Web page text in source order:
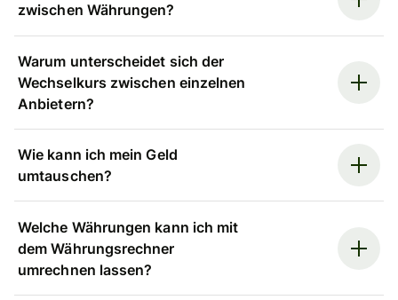
zwischen Währungen?
Warum unterscheidet sich der
Wechselkurs zwischen einzelnen
Anbietern?
Wie kann ich mein Geld
umtauschen?
Welche Währungen kann ich mit
dem Währungsrechner
umrechnen lassen?